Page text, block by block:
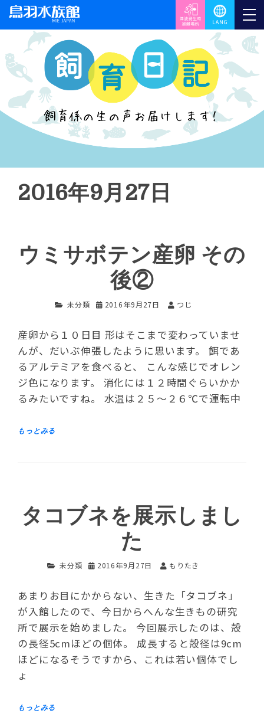
2016年9月27日
ウミサボテン産卵 その
後②
未分類 2016年9月27日 つじ
産卵から１０日目 形はそこまで変わっていませ
んが、だいぶ伸張したように思います。 餌であ
るアルテミアを食べると、 こんな感じでオレン
ジ色になります。 消化には１２時間ぐらいかか
るみたいですね。 水温は２５～２６℃で運転中
タコブネを展示しまし
た
未分類 2016年9月27日 もりたき
あまりお目にかからない、生きた「タコブネ」
が入館したので、今日からへんな生きもの研究
所で展示を始めました。 今回展示したのは、殻
の長径5cmほどの個体。 成長すると殻径は9cm
ほどになるそうですから、これは若い個体でし
ょ